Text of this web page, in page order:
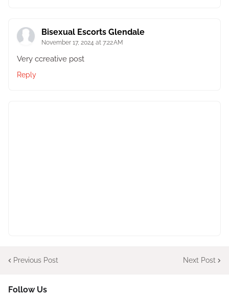
Bisexual Escorts Glendale
November 17, 2024 at 7:22 AM
Very ccreative post
Reply
Previous Post Next Post
Follow Us